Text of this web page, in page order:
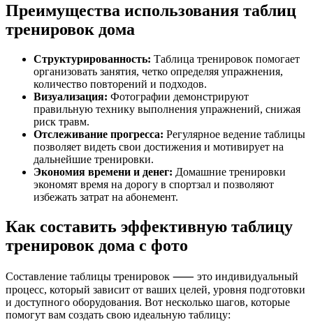
Преимущества использования таблиц
тренировок дома
Структурированность: Таблица тренировок помогает
организовать занятия, четко определяя упражнения,
количество повторений и подходов.
Визуализация: Фотографии демонстрируют
правильную технику выполнения упражнений, снижая
риск травм.
Отслеживание прогресса: Регулярное ведение таблицы
позволяет видеть свои достижения и мотивирует на
дальнейшие тренировки.
Экономия времени и денег: Домашние тренировки
экономят время на дорогу в спортзал и позволяют
избежать затрат на абонемент.
Как составить эффективную таблицу
тренировок дома с фото
Составление таблицы тренировок ⸺ это индивидуальный
процесс, который зависит от ваших целей, уровня подготовки
и доступного оборудования. Вот несколько шагов, которые
помогут вам создать свою идеальную таблицу: